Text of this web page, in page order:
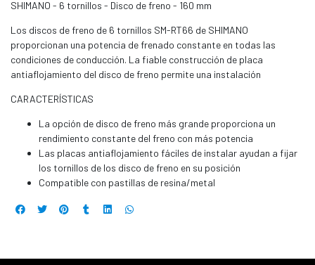
SHIMANO - 6 tornillos - Disco de freno - 160 mm
Los discos de freno de 6 tornillos SM-RT66 de SHIMANO
proporcionan una potencia de frenado constante en todas las
condiciones de conducción. La fiable construcción de placa
antiaflojamiento del disco de freno permite una instalación
CARACTERÍSTICAS
La opción de disco de freno más grande proporciona un
rendimiento constante del freno con más potencia
Las placas antiaflojamiento fáciles de instalar ayudan a fijar
los tornillos de los disco de freno en su posición
Compatible con pastillas de resina/metal